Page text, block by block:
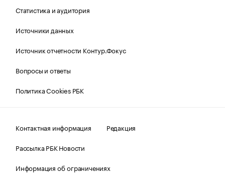
Статистика и аудитория
Источники данных
Источник отчетности Контур.Фокус
Вопросы и ответы
Политика Cookies РБК
Контактная информация
Редакция
Рассылка РБК Новости
Информация об ограничениях